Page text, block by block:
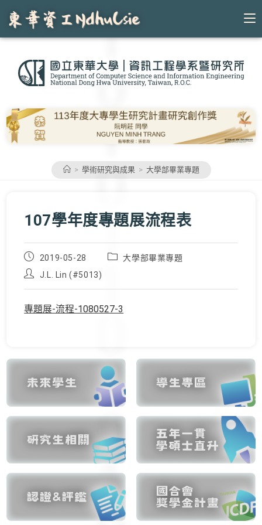
content
> 學術研究與成果 > 大學部畢業專題
107學年度專題展流程表
Post
published:
2019-05-28
Post
大學部畢業專題
Post
J.L. Lin (#5013)
專題展-流程-1080527-3